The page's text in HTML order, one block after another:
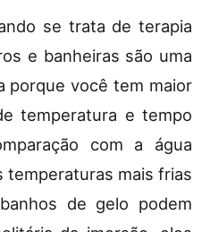
se trata de terapia
e banheiras são uma
porque você tem maior
temperatura e tempo
com a água
temperaturas mais frias
de gelo podem